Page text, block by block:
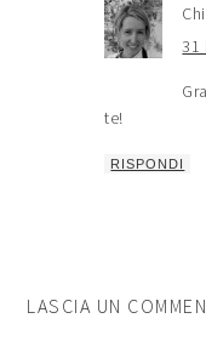
31
te!
RISPONDI
LASCIA UN